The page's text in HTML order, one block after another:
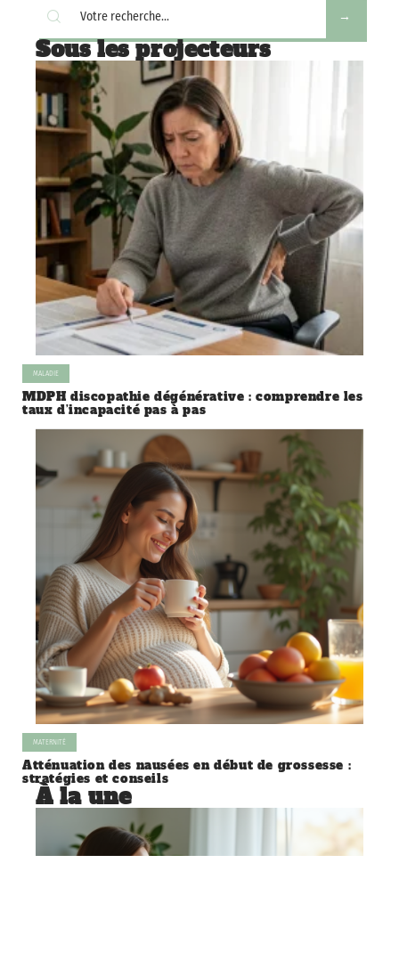
Sous les projecteurs
MALADIE
MDPH discopathie dégénérative : comprendre les
taux d’incapacité pas à pas
MATERNITÉ
Atténuation des nausées en début de grossesse :
stratégies et conseils
À la une